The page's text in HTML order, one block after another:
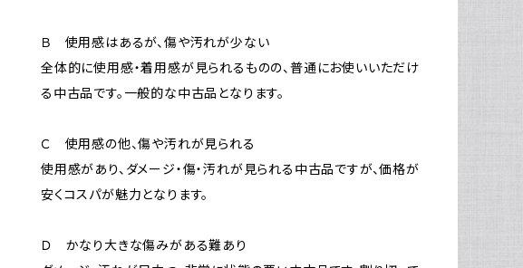
Ｂ 使用感はあるが、傷や汚れが少ない
全体的に使用感・着用感が見られるものの、普通にお使いいただけ
る中古品です。一般的な中古品となります。
Ｃ 使用感の他、傷や汚れが見られる
使用感があり、ダメージ・傷・汚れが見られる中古品ですが、価格が
安くコスパが魅力となります。
Ｄ かなり大きな傷みがある難あり